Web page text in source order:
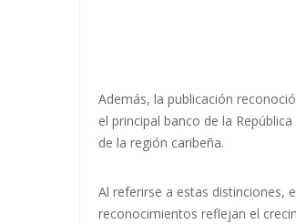
Además, la publicación
el principal banco de la
de la región caribeña.
Al referirse a estas distinciones,
reconocimientos reflejan el